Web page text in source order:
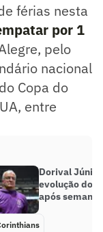
férias nesta
por 1
pelo
nacional
Copa do
entre
Dorival
evolução do
após semana